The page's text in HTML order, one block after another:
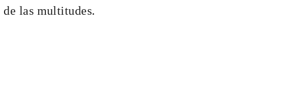
las multitudes.